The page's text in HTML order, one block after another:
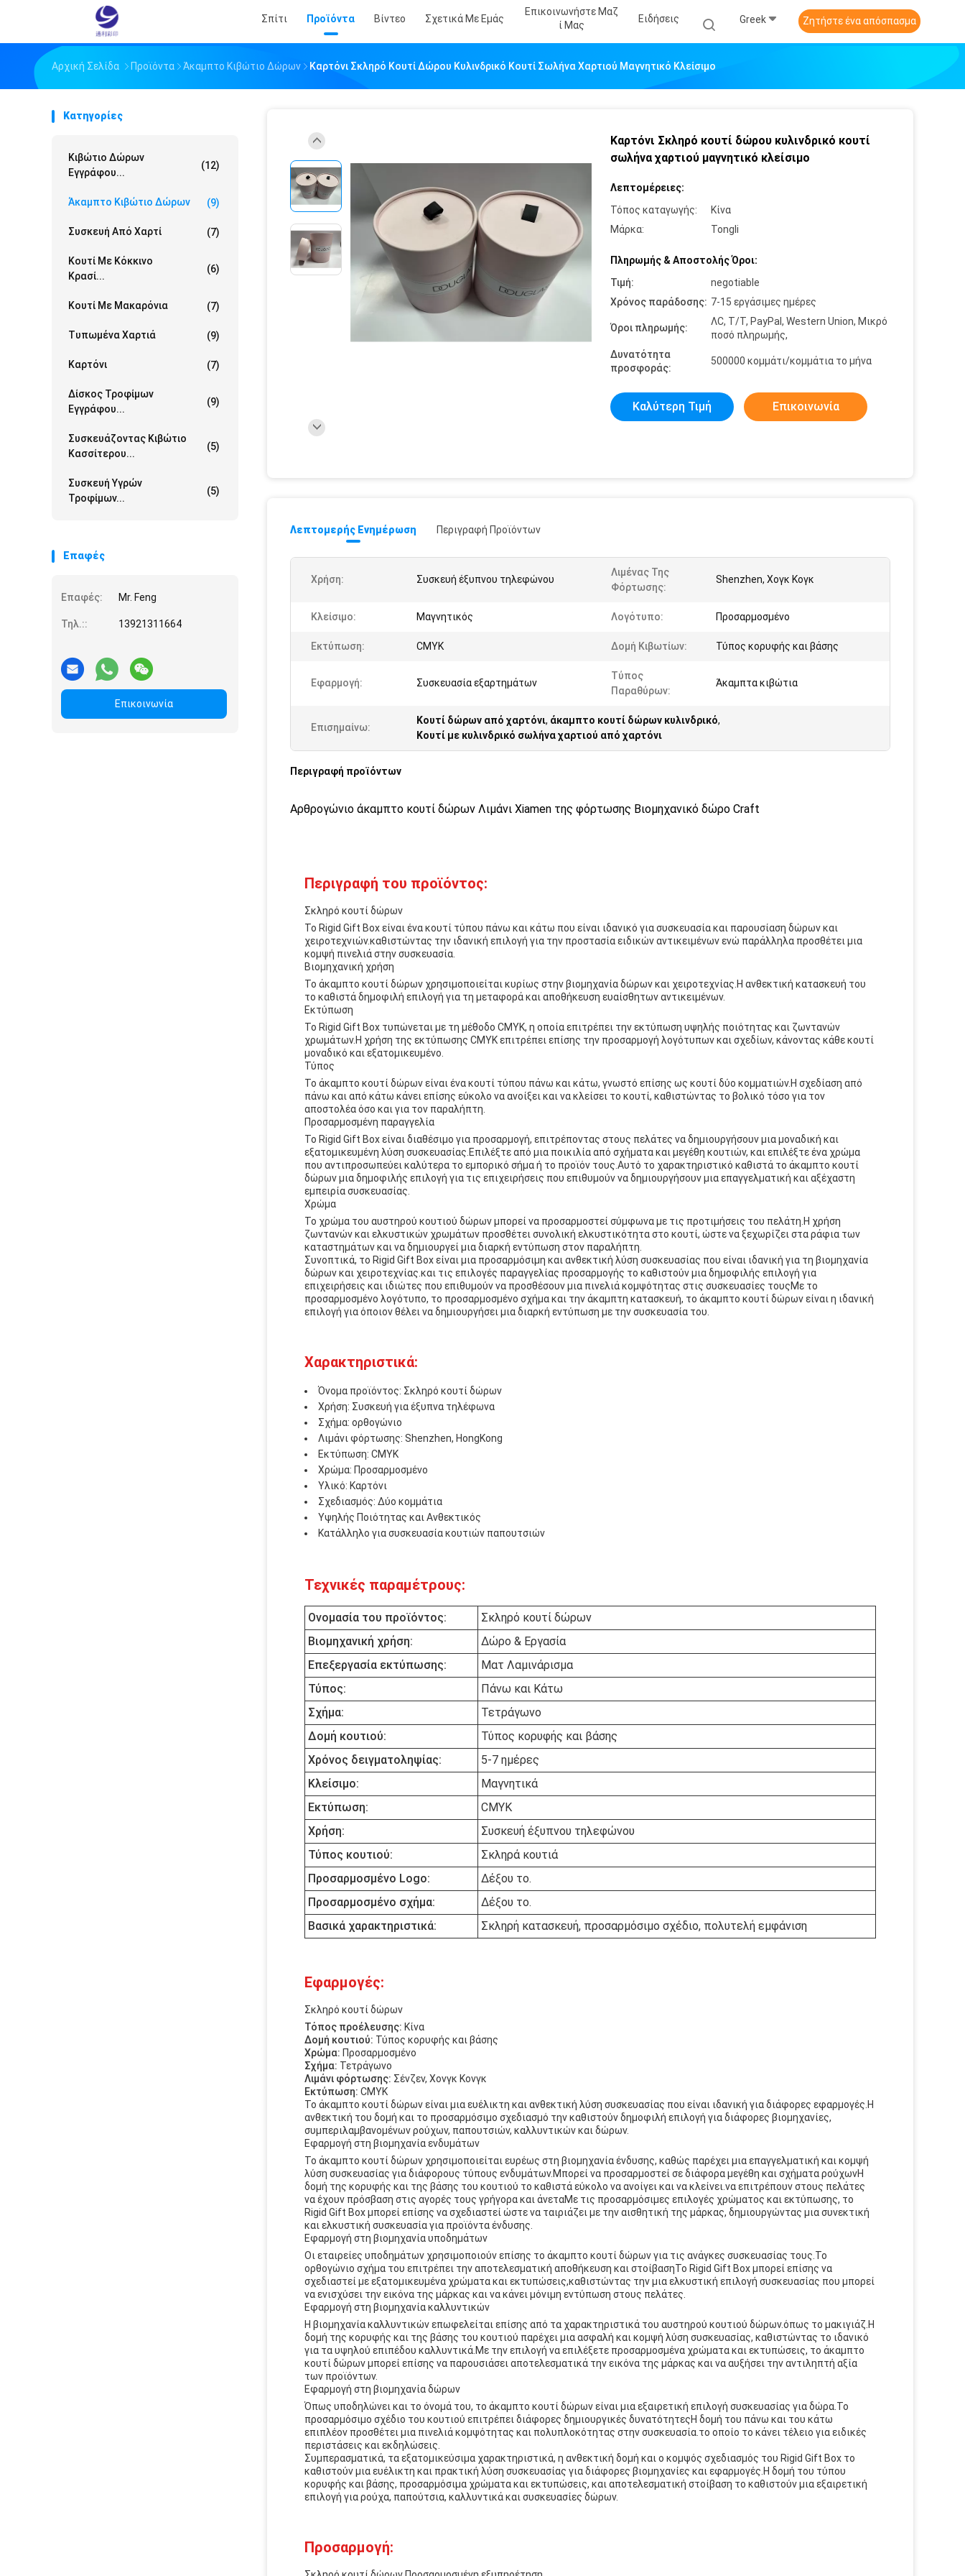
Σπίτι Προϊόντα Βίντεο Σχετικά Με Εμάς
Επικοινωνήστε Μαζ
Ί Μας
Ειδήσεις Greek Ζητήστε ένα απόσπασμα
Αρχική Σελίδα Προϊόντα Άκαμπτο Κιβώτιο Δώρων Καρτόνι Σκληρό Κουτί Δώρου Κυλινδρικό Κουτί Σωλήνα Χαρτιού Μαγνητικό Κλείσιμο
Κατηγορίες
Κιβώτιο Δώρων
Εγγράφου...
(12)
Άκαμπτο Κιβώτιο Δώρων (9)
Συσκευή Από Χαρτί (7)
Κουτί Με Κόκκινο
Κρασί...
(6)
Κουτί Με Μακαρόνια (7)
Τυπωμένα Χαρτιά (9)
Καρτόνι (7)
Δίσκος Τροφίμων
Εγγράφου...
(9)
Συσκευάζοντας Κιβώτιο
Κασσίτερου...
(5)
Συσκευή Υγρών
Τροφίμων...
(5)
Επαφές
Επαφές: Mr. Feng
Τηλ.:: 13921311664
Επικοινωνία
Καρτόνι Σκληρό κουτί δώρου κυλινδρικό κουτί
σωλήνα χαρτιού μαγνητικό κλείσιμο
Λεπτομέρειες:
Τόπος καταγωγής:
Κίνα
Μάρκα:
Tongli
Πληρωμής & Αποστολής Όροι:
Τιμή:
negotiable
Χρόνος παράδοσης: 7-15 εργάσιμες ημέρες
Όροι πληρωμής:
ΛC, T/T, PayPal, Western Union, Μικρό
ποσό πληρωμής,
Δυνατότητα
προσφοράς:
500000 κομμάτι/κομμάτια το μήνα
Καλύτερη Τιμή Επικοινωνία
Λεπτομερής Ενημέρωση Περιγραφή Προϊόντων
Χρήση: Συσκευή έξυπνου τηλεφώνου
Λιμένας Της
Φόρτωσης:
Shenzhen, Χογκ Κογκ
Κλείσιμο: Μαγνητικός Λογότυπο: Προσαρμοσμένο
Εκτύπωση: CMYK Δομή Κιβωτίων: Τύπος κορυφής και βάσης
Εφαρμογή: Συσκευασία εξαρτημάτων
Τύπος
Παραθύρων:
Άκαμπτα κιβώτια
Επισημαίνω:
Κουτί δώρων από χαρτόνι, άκαμπτο κουτί δώρων κυλινδρικό,
Κουτί με κυλινδρικό σωλήνα χαρτιού από χαρτόνι
Περιγραφή προϊόντων
Αρθρογώνιο άκαμπτο κουτί δώρων Λιμάνι Xiamen της φόρτωσης Βιομηχανικό δώρο Craft
Περιγραφή του προϊόντος:
Σκληρό κουτί δώρων
Το Rigid Gift Box είναι ένα κουτί τύπου πάνω και κάτω που είναι ιδανικό για συσκευασία και παρουσίαση δώρων και
χειροτεχνιών.καθιστώντας την ιδανική επιλογή για την προστασία ειδικών αντικειμένων ενώ παράλληλα προσθέτει μια
κομψή πινελιά στην συσκευασία.
Βιομηχανική χρήση
Το άκαμπτο κουτί δώρων χρησιμοποιείται κυρίως στην βιομηχανία δώρων και χειροτεχνίας.Η ανθεκτική κατασκευή του
το καθιστά δημοφιλή επιλογή για τη μεταφορά και αποθήκευση ευαίσθητων αντικειμένων.
Εκτύπωση
Το Rigid Gift Box τυπώνεται με τη μέθοδο CMYK, η οποία επιτρέπει την εκτύπωση υψηλής ποιότητας και ζωντανών
χρωμάτων.Η χρήση της εκτύπωσης CMYK επιτρέπει επίσης την προσαρμογή λογότυπων και σχεδίων, κάνοντας κάθε κουτί
μοναδικό και εξατομικευμένο.
Τύπος
Το άκαμπτο κουτί δώρων είναι ένα κουτί τύπου πάνω και κάτω, γνωστό επίσης ως κουτί δύο κομματιών.Η σχεδίαση από
πάνω και από κάτω κάνει επίσης εύκολο να ανοίξει και να κλείσει το κουτί, καθιστώντας το βολικό τόσο για τον
αποστολέα όσο και για τον παραλήπτη.
Προσαρμοσμένη παραγγελία
Το Rigid Gift Box είναι διαθέσιμο για προσαρμογή, επιτρέποντας στους πελάτες να δημιουργήσουν μια μοναδική και
εξατομικευμένη λύση συσκευασίας.Επιλέξτε από μια ποικιλία από σχήματα και μεγέθη κουτιών, και επιλέξτε ένα χρώμα
που αντιπροσωπεύει καλύτερα το εμπορικό σήμα ή το προϊόν τους.Αυτό το χαρακτηριστικό καθιστά το άκαμπτο κουτί
δώρων μια δημοφιλής επιλογή για τις επιχειρήσεις που επιθυμούν να δημιουργήσουν μια επαγγελματική και αξέχαστη
εμπειρία συσκευασίας.
Χρώμα
Το χρώμα του αυστηρού κουτιού δώρων μπορεί να προσαρμοστεί σύμφωνα με τις προτιμήσεις του πελάτη.Η χρήση
ζωντανών και ελκυστικών χρωμάτων προσθέτει συνολική ελκυστικότητα στο κουτί, ώστε να ξεχωρίζει στα ράφια των
καταστημάτων και να δημιουργεί μια διαρκή εντύπωση στον παραλήπτη.
Συνοπτικά, το Rigid Gift Box είναι μια προσαρμόσιμη και ανθεκτική λύση συσκευασίας που είναι ιδανική για τη βιομηχανία
δώρων και χειροτεχνίας.και τις επιλογές παραγγελίας προσαρμογής το καθιστούν μια δημοφιλής επιλογή για
επιχειρήσεις και ιδιώτες που επιθυμούν να προσθέσουν μια πινελιά κομψότητας στις συσκευασίες τουςΜε το
προσαρμοσμένο λογότυπο, το προσαρμοσμένο σχήμα και την άκαμπτη κατασκευή, το άκαμπτο κουτί δώρων είναι η ιδανική
επιλογή για όποιον θέλει να δημιουργήσει μια διαρκή εντύπωση με την συσκευασία του.
Χαρακτηριστικά:
Όνομα προϊόντος: Σκληρό κουτί δώρων
Χρήση: Συσκευή για έξυπνα τηλέφωνα
Σχήμα: ορθογώνιο
Λιμάνι φόρτωσης: Shenzhen, HongKong
Εκτύπωση: CMYK
Χρώμα: Προσαρμοσμένο
Υλικό: Καρτόνι
Σχεδιασμός: Δύο κομμάτια
Υψηλής Ποιότητας και Ανθεκτικός
Κατάλληλο για συσκευασία κουτιών παπουτσιών
Τεχνικές παραμέτρους:
Ονομασία του προϊόντος:
Σκληρό κουτί δώρων
Βιομηχανική χρήση:
Δώρο & Εργασία
Επεξεργασία εκτύπωσης:
Ματ Λαμινάρισμα
Τύπος:
Πάνω και Κάτω
Σχήμα:
Τετράγωνο
Δομή κουτιού:
Τύπος κορυφής και βάσης
Χρόνος δειγματοληψίας:
5-7 ημέρες
Κλείσιμο:
Μαγνητικά
Εκτύπωση:
CMYK
Χρήση:
Συσκευή έξυπνου τηλεφώνου
Τύπος κουτιού:
Σκληρά κουτιά
Προσαρμοσμένο Logo:
Δέξου το.
Προσαρμοσμένο σχήμα:
Δέξου το.
Βασικά χαρακτηριστικά:
Σκληρή κατασκευή, προσαρμόσιμο σχέδιο, πολυτελή εμφάνιση
Εφαρμογές:
Σκληρό κουτί δώρων
Τόπος προέλευσης: Κίνα
Δομή κουτιού: Τύπος κορυφής και βάσης
Χρώμα: Προσαρμοσμένο
Σχήμα: Τετράγωνο
Λιμάνι φόρτωσης: Σένζεν, Χονγκ Κονγκ
Εκτύπωση: CMYK
Το άκαμπτο κουτί δώρων είναι μια ευέλικτη και ανθεκτική λύση συσκευασίας που είναι ιδανική για διάφορες εφαρμογές.Η
ανθεκτική του δομή και το προσαρμόσιμο σχεδιασμό την καθιστούν δημοφιλή επιλογή για διάφορες βιομηχανίες,
συμπεριλαμβανομένων ρούχων, παπουτσιών, καλλυντικών και δώρων.
Εφαρμογή στη βιομηχανία ενδυμάτων
Το άκαμπτο κουτί δώρων χρησιμοποιείται ευρέως στη βιομηχανία ένδυσης, καθώς παρέχει μια επαγγελματική και κομψή
λύση συσκευασίας για διάφορους τύπους ενδυμάτων.Μπορεί να προσαρμοστεί σε διάφορα μεγέθη και σχήματα ρούχωνΗ
δομή της κορυφής και της βάσης του κουτιού το καθιστά εύκολο να ανοίγει και να κλείνει.να επιτρέπουν στους πελάτες
να έχουν πρόσβαση στις αγορές τους γρήγορα και άνεταΜε τις προσαρμόσιμες επιλογές χρώματος και εκτύπωσης, το
Rigid Gift Box μπορεί επίσης να σχεδιαστεί ώστε να ταιριάζει με την αισθητική της μάρκας, δημιουργώντας μια συνεκτική
και ελκυστική συσκευασία για προϊόντα ένδυσης.
Εφαρμογή στη βιομηχανία υποδημάτων
Οι εταιρείες υποδημάτων χρησιμοποιούν επίσης το άκαμπτο κουτί δώρων για τις ανάγκες συσκευασίας τους.Το
ορθογώνιο σχήμα του επιτρέπει την αποτελεσματική αποθήκευση και στοίβασηΤο Rigid Gift Box μπορεί επίσης να
σχεδιαστεί με εξατομικευμένα χρώματα και εκτυπώσεις,καθιστώντας την μια ελκυστική επιλογή συσκευασίας που μπορεί
να ενισχύσει την εικόνα της μάρκας και να κάνει μόνιμη εντύπωση στους πελάτες.
Εφαρμογή στη βιομηχανία καλλυντικών
Η βιομηχανία καλλυντικών επωφελείται επίσης από τα χαρακτηριστικά του αυστηρού κουτιού δώρων.όπως το μακιγιάζ.Η
δομή της κορυφής και της βάσης του κουτιού παρέχει μια ασφαλή και κομψή λύση συσκευασίας, καθιστώντας το ιδανικό
για τα υψηλού επιπέδου καλλυντικά.Με την επιλογή να επιλέξετε προσαρμοσμένα χρώματα και εκτυπώσεις, το άκαμπτο
κουτί δώρων μπορεί επίσης να παρουσιάσει αποτελεσματικά την εικόνα της μάρκας και να αυξήσει την αντιληπτή αξία
των προϊόντων.
Εφαρμογή στη βιομηχανία δώρων
Όπως υποδηλώνει και το όνομά του, το άκαμπτο κουτί δώρων είναι μια εξαιρετική επιλογή συσκευασίας για δώρα.Το
προσαρμόσιμο σχέδιο του κουτιού επιτρέπει διάφορες δημιουργικές δυνατότητεςΗ δομή του πάνω και του κάτω
επιπλέον προσθέτει μια πινελιά κομψότητας και πολυπλοκότητας στην συσκευασία.το οποίο το κάνει τέλειο για ειδικές
περιστάσεις και εκδηλώσεις.
Συμπερασματικά, τα εξατομικεύσιμα χαρακτηριστικά, η ανθεκτική δομή και ο κομψός σχεδιασμός του Rigid Gift Box το
καθιστούν μια ευέλικτη και πρακτική λύση συσκευασίας για διάφορες βιομηχανίες και εφαρμογές.Η δομή του τύπου
κορυφής και βάσης, προσαρμόσιμα χρώματα και εκτυπώσεις, και αποτελεσματική στοίβαση το καθιστούν μια εξαιρετική
επιλογή για ρούχα, παπούτσια, καλλυντικά και συσκευασίες δώρων.
Προσαρμογή: